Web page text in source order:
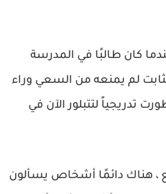
كان طالبًا في المدرسة
لم يمنعه من السعي وراء
تدريجياً لتتبلور الآن في
، هناك دائمًا أشخاص يسألون